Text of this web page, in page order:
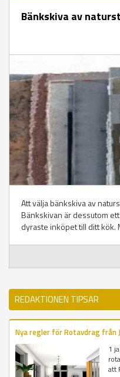
Bänkskiva av
Att välja bänkskiva av
Bänkskivan är dessutom
dyraste inköpet till ditt kök.
REDAKTIONEN TIPSAR
Nya regler för Rotavdrag från
1
att